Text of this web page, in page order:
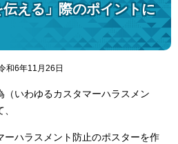
伝える」際のポイントに
和6年11月26日
（いわゆるカスタマーハラスメン
ーハラスメント防止のポスターを作